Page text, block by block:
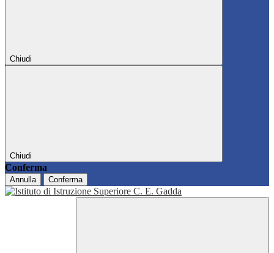
Chiudi
Chiudi
Conferma
Annulla Conferma